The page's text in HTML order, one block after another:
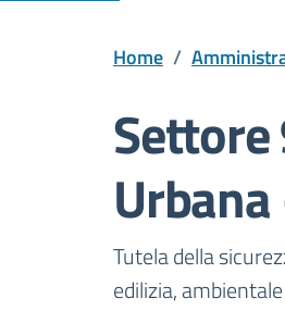
Home /
Settore
Dettagli
Tutela della
edilizia,